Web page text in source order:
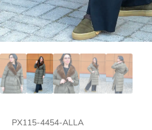
PX115-4454-ALLA